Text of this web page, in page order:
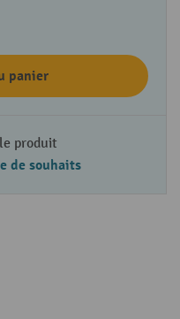
panier
produit
de souhaits